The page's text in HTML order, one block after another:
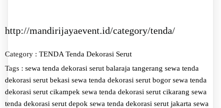
http://mandirijayaevent.id/category/tenda/
Category : TENDA Tenda Dekorasi Serut
Tags : sewa tenda dekorasi serut balaraja tangerang sewa tenda
dekorasi serut bekasi sewa tenda dekorasi serut bogor sewa tenda
dekorasi serut cikampek sewa tenda dekorasi serut cikarang sewa
tenda dekorasi serut depok sewa tenda dekorasi serut jakarta sewa